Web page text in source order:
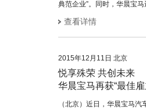
典范企业”。同时，华晨宝
查看详情
2015年12月11日 北京
悦享殊荣 共创未来
华晨宝马再获“最佳雇
（北京）近日，华晨宝马